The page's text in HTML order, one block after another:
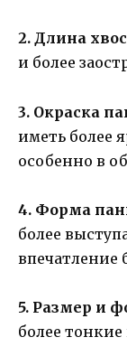
2. Длина
и более
3. Окраска
иметь более
особенно в
4. Форма
более
впечатление
5. Размер и
более